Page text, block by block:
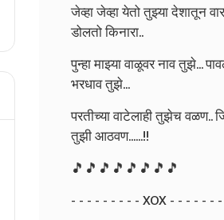
जेव्हा जेव्हा येतो तुझ्यादेशातून
डोलतो किनारा..
पुन्हा माझ्या वाळूवरनाव तुझे...
भरधाव तुझे...
परतीच्या वाटेलाहीतुझेच वळण..
तुझी आठवण......!!
🎵🎵🎵🎵🎵🎵🎵🎵
- - - - - - - - - XOX - - - - - -